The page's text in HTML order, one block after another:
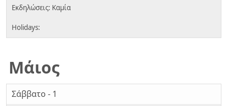
Μάιος
Σάββατο - 1